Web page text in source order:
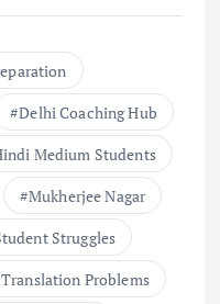
Delhi Coaching Hub
Medium Students
Mukherjee Nagar
Struggles
Translation Problems